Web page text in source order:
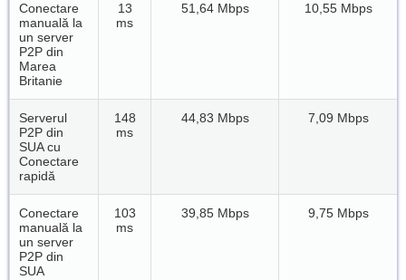
Conectare
manuală la
un server
P2P din
Marea
Britanie
13
ms
51,64 Mbps 10,55 Mbps
Serverul
P2P din
SUA cu
Conectare
rapidă
148
ms
44,83 Mbps 7,09 Mbps
Conectare
manuală la
un server
P2P din
SUA
103
ms
39,85 Mbps 9,75 Mbps